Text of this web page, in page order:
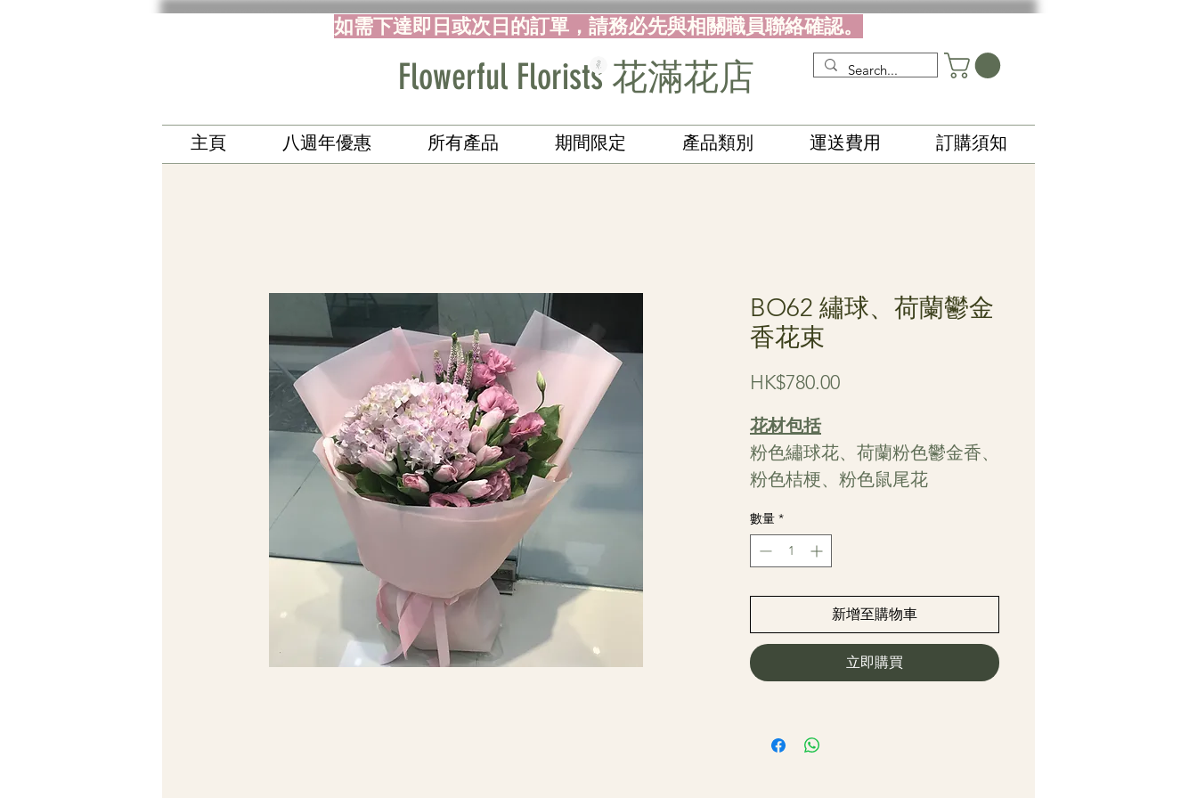
如需下達即日或次日的訂單，請務必先與相關職員聯絡確認。
Flowerful Florists 花滿花店
主頁 八週年優惠 所有產品 期間限定 產品類別 運送費用 訂購須知
BO62 繡球、荷蘭鬱金
香花束
HK$780.00價
花材包括
粉色繡球花、荷蘭粉色鬱金香、
粉色桔梗、粉色鼠尾花
數量 *
新增至購物車
立即購買